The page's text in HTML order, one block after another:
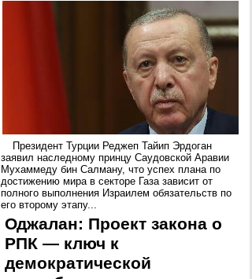
Президент Турции Реджеп Тайип Эрдоган
заявил наследному принцу Саудовской Аравии
Мухаммеду бин Салману, что успех плана по
достижению мира в секторе Газа зависит от
полного выполнения Израилем обязательств по
его второму этапу...
Оджалан: Проект закона о
РПК — ключ к
демократической